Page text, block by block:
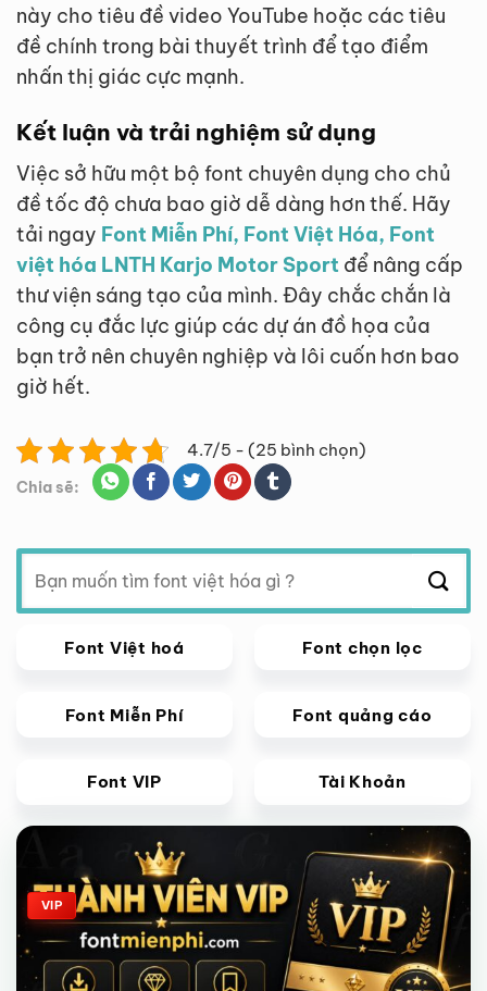
này cho tiêu đề video YouTube hoặc các tiêu
đề chính trong bài thuyết trình để tạo điểm
nhấn thị giác cực mạnh.
Kết luận và trải nghiệm sử dụng
Việc sở hữu một bộ font chuyên dụng cho chủ
đề tốc độ chưa bao giờ dễ dàng hơn thế. Hãy
tải ngay Font Miễn Phí, Font Việt Hóa, Font
việt hóa LNTH Karjo Motor Sport để nâng cấp
thư viện sáng tạo của mình. Đây chắc chắn là
công cụ đắc lực giúp các dự án đồ họa của
bạn trở nên chuyên nghiệp và lôi cuốn hơn bao
giờ hết.
4.7/5 - (25 bình chọn)
Chia sẽ:
Tìm
kiếm:
Font Việt hoá Font chọn lọc
Font Miễn Phí Font quảng cáo
Font VIP Tài Khoản
Giảm giá!
VIP